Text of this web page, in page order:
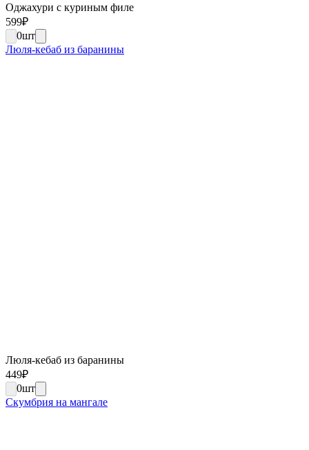
Оджахури с куриным филе
599₽
0шт
Люля-кебаб из баранины
Люля-кебаб из баранины
449₽
0шт
Скумбрия на мангале